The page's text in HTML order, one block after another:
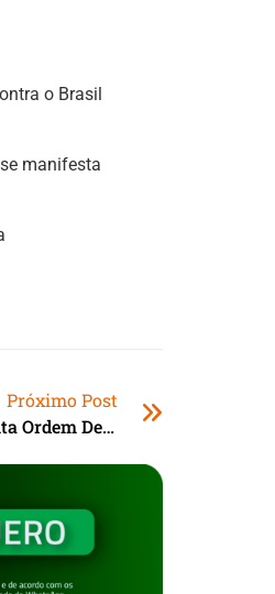
o Brasil
manifesta
Próximo Post
Suprema Corte Dos EUA Rejeita Ordem De Trump